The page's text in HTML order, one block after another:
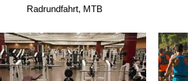
Radrundfahrt, MTB